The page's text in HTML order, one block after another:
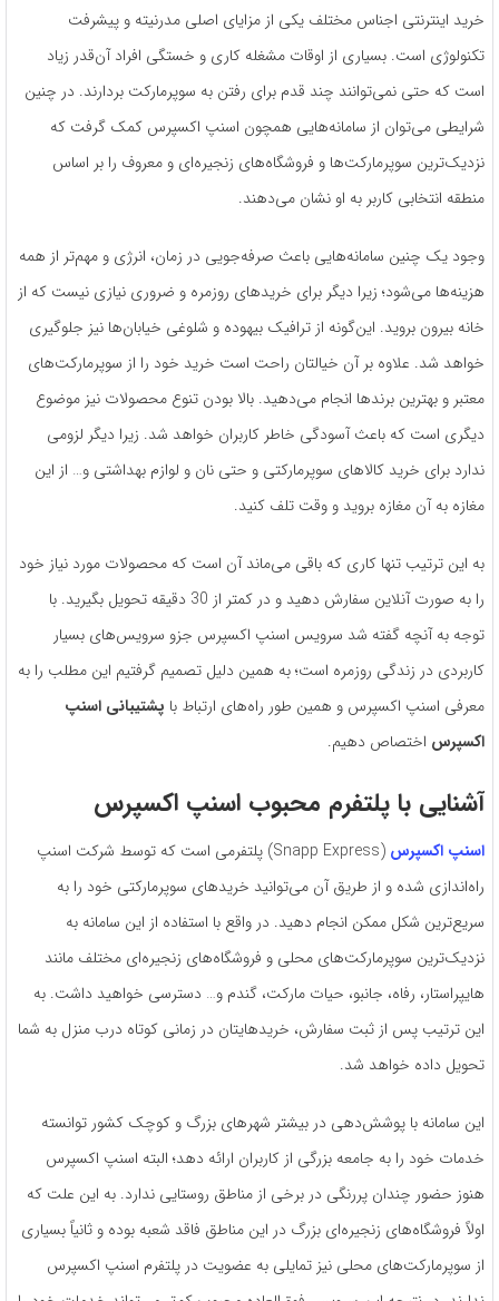
خرید اینترنتی اجناس مختلف یکی از مزایای اصلی مدرنیته و پیشرفت
تکنولوژی است. بسیاری از اوقات مشغله کاری و خستگی افراد آن‌قدر زیاد
است که حتی نمی‌توانند چند قدم برای رفتن به سوپرمارکت بردارند. در چنین
شرایطی می‌توان از سامانه‌هایی همچون اسنپ اکسپرس کمک گرفت که
نزدیک‌ترین سوپرمارکت‌ها و فروشگاه‌های زنجیره‌ای و معروف را بر اساس
منطقه انتخابی کاربر به او نشان می‌دهند.
وجود یک چنین سامانه‌هایی باعث صرفه‌جویی در زمان، انرژی و مهم‌تر از همه
هزینه‌ها می‌شود؛ زیرا دیگر برای خریدهای روزمره و ضروری نیازی نیست که از
خانه بیرون بروید. این‌گونه از ترافیک بیهوده و شلوغی خیابان‌ها نیز جلوگیری
خواهد شد. علاوه بر آن خیالتان راحت است خرید خود را از سوپرمارکت‌های
معتبر و بهترین برندها انجام می‌دهید. بالا بودن تنوع محصولات نیز موضوع
دیگری است که باعث آسودگی خاطر کاربران خواهد شد. زیرا دیگر لزومی
ندارد برای خرید کالاهای سوپرمارکتی و حتی نان و لوازم بهداشتی و… از این
مغازه به آن مغازه بروید و وقت تلف کنید.
به‌ این‌ ترتیب تنها کاری که باقی می‌ماند آن است که محصولات مورد نیاز خود
را به صورت آنلاین سفارش دهید و در کمتر از 30 دقیقه تحویل بگیرید. با
توجه به آنچه گفته شد سرویس اسنپ اکسپرس جزو سرویس‌های بسیار
کاربردی در زندگی روزمره است؛ به همین دلیل تصمیم گرفتیم این مطلب را به
معرفی اسنپ اکسپرس و همین طور راه‌های ارتباط با پشتیبانی اسنپ
اکسپرس اختصاص دهیم.
آشنایی با پلتفرم محبوب اسنپ اکسپرس
اسنپ اکسپرس
(Snapp Express) پلتفرمی است که توسط شرکت اسنپ
راه‌اندازی شده و از طریق آن می‌توانید خریدهای سوپرمارکتی خود را به
سریع‌ترین شکل ممکن انجام دهید. در واقع با استفاده از این سامانه به
نزدیک‌ترین سوپرمارکت‌های محلی و فروشگاه‌های زنجیره‌ای مختلف مانند
هایپراستار، رفاه، جانبو، حیات مارکت، گندم و… دسترسی خواهید داشت. به
‌این ‌ترتیب پس از ثبت سفارش، خریدهایتان در زمانی کوتاه درب منزل به شما
تحویل داده خواهد شد.
این سامانه با پوشش‌دهی در بیشتر شهرهای بزرگ و کوچک کشور توانسته
خدمات خود را به جامعه بزرگی از کاربران ارائه دهد؛ البته اسنپ اکسپرس
هنوز حضور چندان پررنگی در برخی از مناطق روستایی ندارد. به این علت که
اولاً فروشگاه‌های زنجیره‌ای بزرگ در این مناطق فاقد شعبه بوده و ثانیاً بسیاری
از سوپرمارکت‌های محلی نیز تمایلی به عضویت در پلتفرم اسنپ اکسپرس